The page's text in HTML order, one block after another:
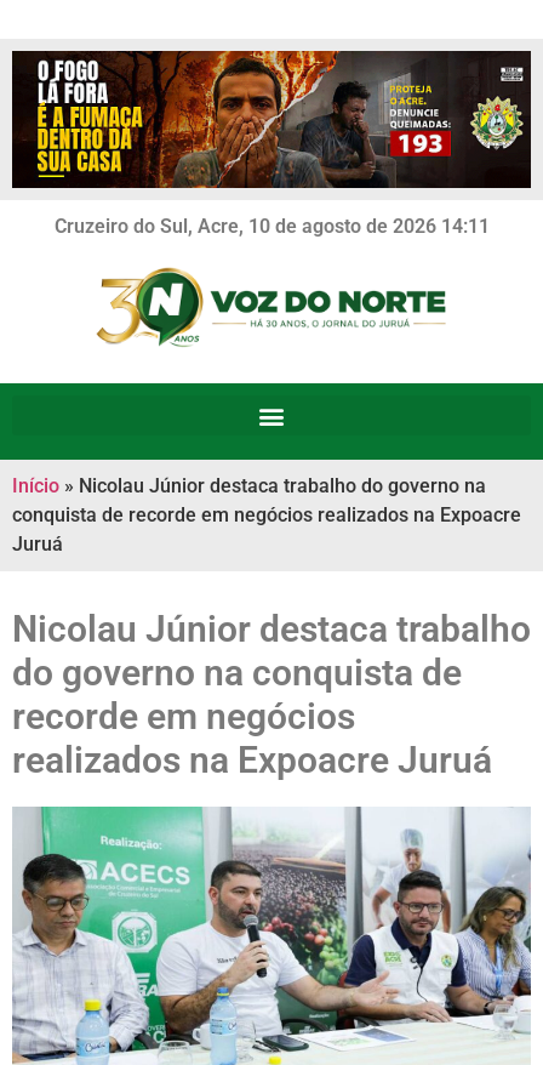
Cruzeiro do Sul, Acre, 10 de agosto de 2026 14:11
Início » Nicolau Júnior destaca trabalho do governo na
conquista de recorde em negócios realizados na Expoacre
Juruá
Nicolau Júnior destaca trabalho
do governo na conquista de
recorde em negócios
realizados na Expoacre Juruá